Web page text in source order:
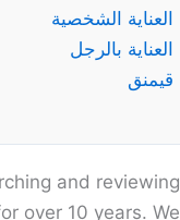
العناية الشخصية
العناية بالرجل
قيمنق
and reviewing
over 10 years. We